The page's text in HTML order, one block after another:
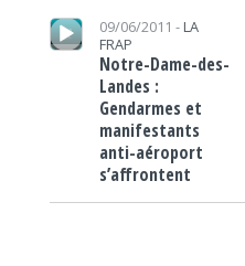
Lecteur audio 09/06/2011 - LA
FRAP
Notre-Dame-des-
Landes :
Gendarmes et
manifestants
anti-aéroport
s’affrontent